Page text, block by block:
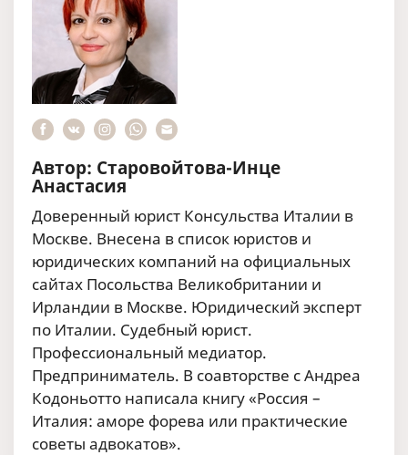
Автор: Старовойтова-Инце
Анастасия
Доверенный юрист Консульства Италии в
Москве. Внесена в список юристов и
юридических компаний на официальных
сайтах Посольства Великобритании и
Ирландии в Москве. Юридический эксперт
по Италии. Судебный юрист.
Профессиональный медиатор.
Предприниматель. В соавторстве с Андреа
Кодоньотто написала книгу «Россия –
Италия: аморе форева или практические
советы адвокатов».